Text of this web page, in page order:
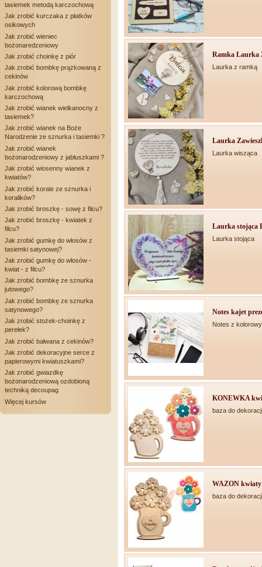
tasiemek metodą karczochową
Jak zrobić kurczaka z płatków
osikowych
Jak zrobić wieniec
bożonaredzeniowy
Jak zrobić choinkę z piór
Jak zrobić bombkę prążkowaną z
cekinów
Jak zrobić kolorową bombkę
karczochową
Jak zrobić wianek wielkanocny z
tasiemek?
Jak zrobić wianek na Boże
Narodzenie ze sznurka i tasiemki ?
Jak zrobić wianek
bożonarodzeniowy z jabłuszkami ?
Jak zrobić wiosenny wianek z
kwiatów?
Jak zrobić korale ze sznurka i
koralików?
Jak zrobić broszkę - sowę z filcu?
Jak zrobić broszkę - kwiatek z
filcu?
Jak zrobić gumkę do włosów z
tasiemki satynowej?
Jak zrobić gumkę do włosów -
kwiat - z filcu?
Jak zrobić bombkę ze sznurka
jutowego?
Jak zrobić bombkę ze sznurka
satynowego?
Jak zrobić stożek-choinkę z
perełek?
Jak zrobić bałwana z cekinów?
Jak zrobić dekoracyjne serce z
papierowymi kwiatuszkami?
Jak zrobić gwiazdkę
bożonarodzeniową ozdobioną
techniką decoupag
Więcej kursów
Ramka Laurka
Laurka z ramką
Laurka
Laurka wisząca
Laurka stojąca
Laurka stojąca
Notes kajet
Notes z
KONEWKA
baza do dekoracji
WAZON
baza do dekoracji